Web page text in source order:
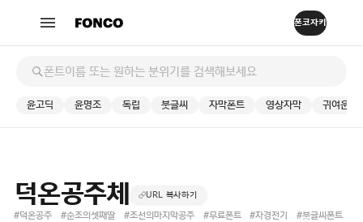
윤고딕 윤명조 독립 붓글씨 자막폰트 영상자막 귀여운
덕온공주체 URL 복사하기
#덕온공주 #순조의셋째딸 #조선의마지막공주 #무료폰트 #자경전기
#붓글씨폰트